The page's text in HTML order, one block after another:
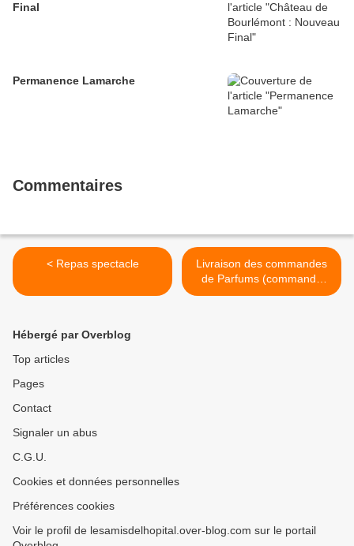
Final
Permanence Lamarche
Commentaires
< Repas spectacle
Livraison des commandes
de Parfums (commande
parfum de Grasse) >
Hébergé par Overblog
Top articles
Pages
Contact
Signaler un abus
C.G.U.
Cookies et données personnelles
Préférences cookies
Voir le profil de lesamisdelhopital.over-blog.com sur le portail